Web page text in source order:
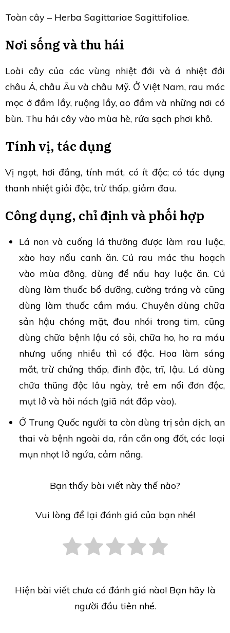
Toàn cây – Herba Sagittariae Sagittifoliae.
Nơi sống và thu hái
Loài cây của các vùng nhiệt đới và á nhiệt đới
châu Á, châu Âu và châu Mỹ. Ở Việt Nam, rau mác
mọc ở đầm lầy, ruộng lầy, ao đầm và những nơi có
bùn. Thu hái cây vào mùa hè, rửa sạch phơi khô.
Tính vị, tác dụng
Vị ngọt, hơi đắng, tính mát, có ít độc; có tác dụng
thanh nhiệt giải độc, trừ thấp, giảm đau.
Công dụng, chỉ định và phối hợp
Lá non và cuống lá thường được làm rau luộc,
xào hay nấu canh ăn. Củ rau mác thu hoạch
vào mùa đông, dùng để nấu hay luộc ăn. Củ
dùng làm thuốc bổ dưỡng, cường tráng và cũng
dùng làm thuốc cầm máu. Chuyên dùng chữa
sản hậu chóng mặt, đau nhói trong tim, cũng
dùng chữa bệnh lậu có sỏi, chữa ho, ho ra máu
nhưng uống nhiều thì có độc. Hoa làm sáng
mắt, trừ chứng thấp, đinh độc, trĩ, lậu. Lá dùng
chữa thũng độc lâu ngày, trẻ em nổi đơn độc,
mụt lở và hôi nách (giã nát đắp vào).
Ở Trung Quốc người ta còn dùng trị sản dịch, an
thai và bệnh ngoài da, rắn cắn ong đốt, các loại
mụn nhọt lở ngứa, cảm nắng.
Bạn thấy bài viết này thế nào?
Vui lòng để lại đánh giá của bạn nhé!
Hiện bài viết chưa có đánh giá nào! Bạn hãy là
người đầu tiên nhé.